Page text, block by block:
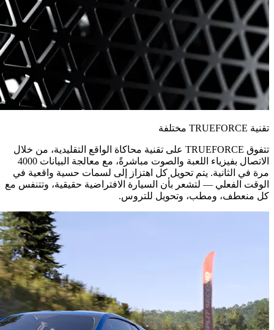
تقنية TRUEFORCE مختلفة
تتفوق TRUEFORCE على تقنية محاكاة الواقع التقليدية، من خلال
الاتصال بفيزياء اللعبة والصوت مباشرةً، مع معالجة البيانات 4000
مرة في الثانية. يتم تحويل كل اهتزاز إلى لسمات حسية واقعية في
الوقت الفعلي — لتشعر بأن السيارة الافتراضية حقيقية، وتتنفس مع
كل منعطف، ومطب، وتحويل للتروس.